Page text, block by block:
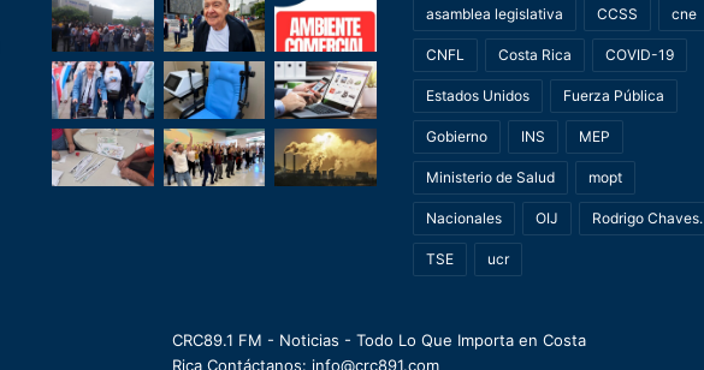
asamblea legislativa CCSS cne
CNFL Costa Rica COVID-19
Estados Unidos Fuerza Pública
Gobierno INS MEP
Ministerio de Salud mopt
Nacionales OIJ Rodrigo Chaves.
TSE ucr
CRC89.1 FM - Noticias - Todo Lo Que Importa en Costa
Rica Contáctanos: info@crc891.com